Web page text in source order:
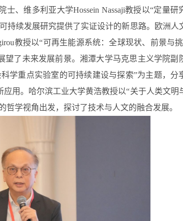
、维多利亚大学Hossein Nassaji教授以“定量研
持续发展研究提供了实证设计的新思路。欧洲人
教授以“可再生能源系统：全球现状、前景与
了未来发展前景。湘潭大学马克思主义学院副
学重点实验室的可持续建设与探索”为主题，分
用。哈尔滨工业大学黄浩教授以“关于人类文明
学视角出发，探讨了技术与人文的融合发展。